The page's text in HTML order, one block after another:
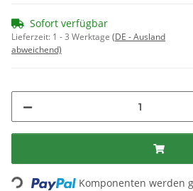
Sofort verfügbar
Lieferzeit: 1 - 3 Werktage (DE - Ausland
abweichend)
Loading... Komponenten werden